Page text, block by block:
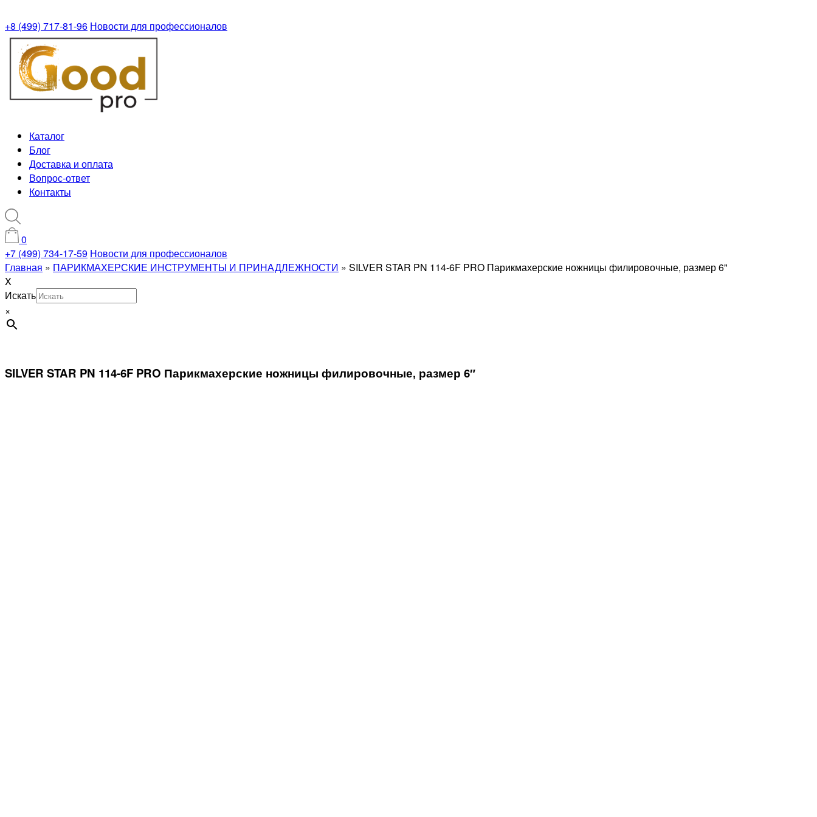
+8 (499) 717-81-96 Новости для профессионалов
Каталог
Блог
Доставка и оплата
Вопрос-ответ
Контакты
0
+7 (499) 734-17-59 Новости для профессионалов
Главная » ПАРИКМАХЕРСКИЕ ИНСТРУМЕНТЫ И ПРИНАДЛЕЖНОСТИ » SILVER STAR PN 114-6F PRO Парикмахерские ножницы филировочные, размер 6"
X
Искать
×
SILVER STAR PN 114-6F PRO Парикмахерские ножницы филировочные, размер 6″